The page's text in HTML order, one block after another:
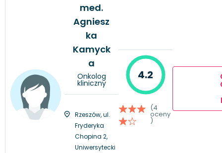
med.
Agniesz
ka
Kamyck
a
Onkolog
kliniczny
Rzeszów, ul.
Fryderyka
Chopina 2,
Uniwersytecki
4.2
(4
oceny
)